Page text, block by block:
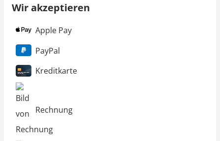
Wir akzeptieren
Apple Pay
PayPal
Kreditkarte
Rechnung